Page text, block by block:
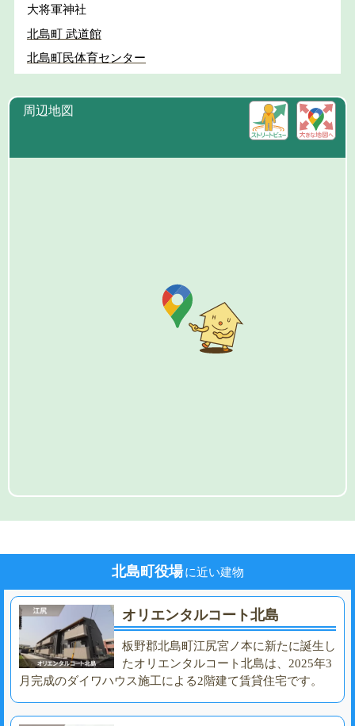
大将軍神社
北島町 武道館
北島町民体育センター
周辺地図
北島町役場 に近い建物
オリエンタルコート北島
板野郡北島町江尻宮ノ本に新たに誕生し
たオリエンタルコート北島は、2025年3
月完成のダイワハウス施工による2階建て賃貸住宅です。